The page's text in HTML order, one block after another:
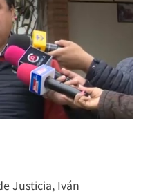
Justicia, Iván